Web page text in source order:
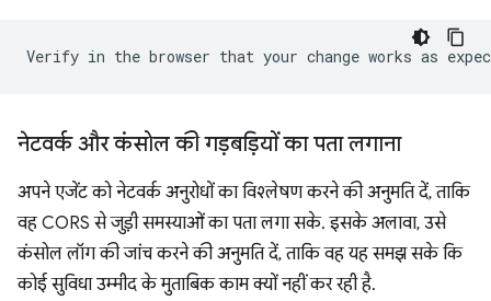
नेटवर्क और कंसोल की गड़बड़ियों का पता लगाना
अपने एजेंट को नेटवर्क अनुरोधों का विश्लेषण करने की अनुमति दें, ताकि
वह CORS से जुड़ी समस्याओं का पता लगा सके. इसके अलावा, उसे
कंसोल लॉग की जांच करने की अनुमति दें, ताकि वह यह समझ सके कि
कोई सुविधा उम्मीद के मुताबिक काम क्यों नहीं कर रही है.